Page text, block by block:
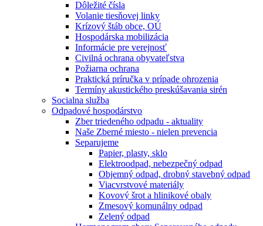
Dôležité čísla
Volanie tiesňovej linky
Krízový štáb obce, OÚ
Hospodárska mobilizácia
Informácie pre verejnosť
Civilná ochrana obyvateľstva
Požiarna ochrana
Praktická príručka v prípade ohrozenia
Termíny akustického preskúšavania sirén
Socialna služba
Odpadové hospodárstvo
Zber triedeného odpadu - aktuality
Naše Zberné miesto - nielen prevencia
Separujeme
Papier, plasty, sklo
Elektroodpad, nebezpečný odpad
Objemný odpad, drobný stavebný odpad
Viacvrstvové materiály
Kovový šrot a hlinikové obaly
Zmesový komunálny odpad
Zelený odpad